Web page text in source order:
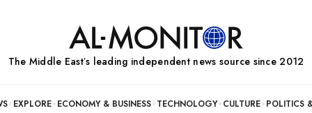
The Middle Eastʼs leading independent news source since 2012
POLITICS
CULTURE
TECHNOLOGY
ECONOMY & BUSINESS
EXPLORE